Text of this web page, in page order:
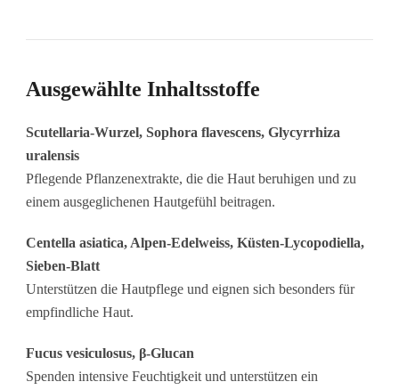
Ausgewählte Inhaltsstoffe
Scutellaria-Wurzel, Sophora flavescens, Glycyrrhiza
uralensis
Pflegende Pflanzenextrakte, die die Haut beruhigen und zu
einem ausgeglichenen Hautgefühl beitragen.
Centella asiatica, Alpen-Edelweiss, Küsten-Lycopodiella,
Sieben-Blatt
Unterstützen die Hautpflege und eignen sich besonders für
empfindliche Haut.
Fucus vesiculosus, β-Glucan
Spenden intensive Feuchtigkeit und unterstützen ein